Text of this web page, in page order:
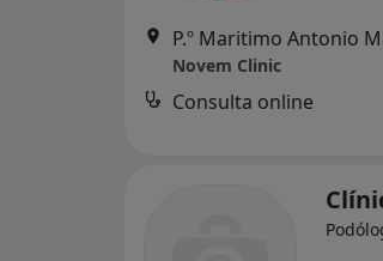
P.º Maritimo Antonio
Novem Clinic
Consulta online